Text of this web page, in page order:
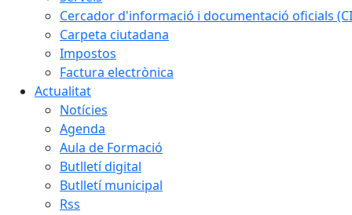
Cercador d'informació i documentació oficials
Carpeta ciutadana
Impostos
Factura electrònica
Actualitat
Notícies
Agenda
Aula de Formació
Butlletí digital
Butlletí municipal
Rss